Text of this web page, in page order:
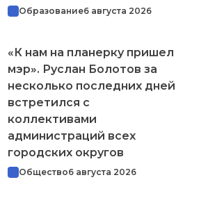
Образование6 августа 2026
«К нам на планерку пришел
мэр». Руслан Болотов за
несколько последних дней
встретился с
коллективами
администраций всех
городских округов
Общество6 августа 2026